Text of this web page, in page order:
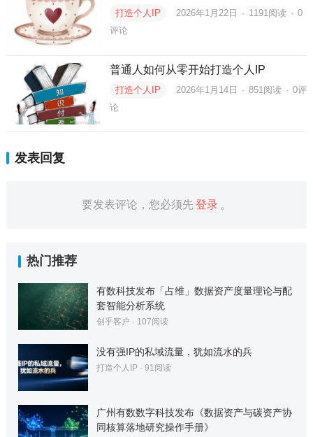
打造个人IP 2026年1月22日 · 1191阅读 · 0
评论
普通人如何从零开始打造个人IP
打造个人IP 2026年1月14日 · 851 阅读 · 0评
论
发表回复
要发表评论，您必须先登录 。
热门推荐
有数科技发布「占维」数据资产度量理论与配
套智能分析系统
创乎客户 · 107阅读
没有强IP的私域流量，犹如流水的兵
打造个人IP· 91阅读
广州有数数字科技发布《数据资产与碳资产协
同核算落地研究操作手册》